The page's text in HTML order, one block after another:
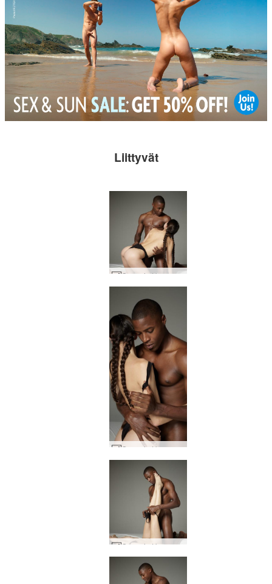
Liittyvät
Goron ja Heran seksuaalinen vetovoima #25
Goron ja Heran seksuaalinen vetovoima #9
Goron ja Heran seksuaalinen vetovoima #41